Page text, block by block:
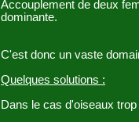
Accouplement de deux
dominante.
C'est donc un vaste
Quelques solutions :
Dans le cas d'oiseaux